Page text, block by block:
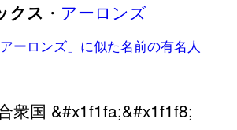
クス ・ アーロンズ
ーロンズ」に似た名前の有名人
衆国 &#x1f1fa;&#x1f1f8;